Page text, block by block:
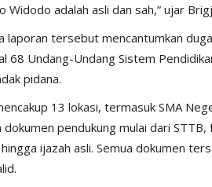
Widodo adalah asli dan sah,” ujar
laporan tersebut mencantumkan
68 Undang-Undang Sistem
pidana.
13 lokasi, termasuk SMA
pendukung mulai dari
ijazah asli. Semua dokumen